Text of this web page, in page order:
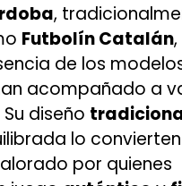
,
Futbolín Catalán,
de los
acompañado a
diseño
lo convierten
por quienes